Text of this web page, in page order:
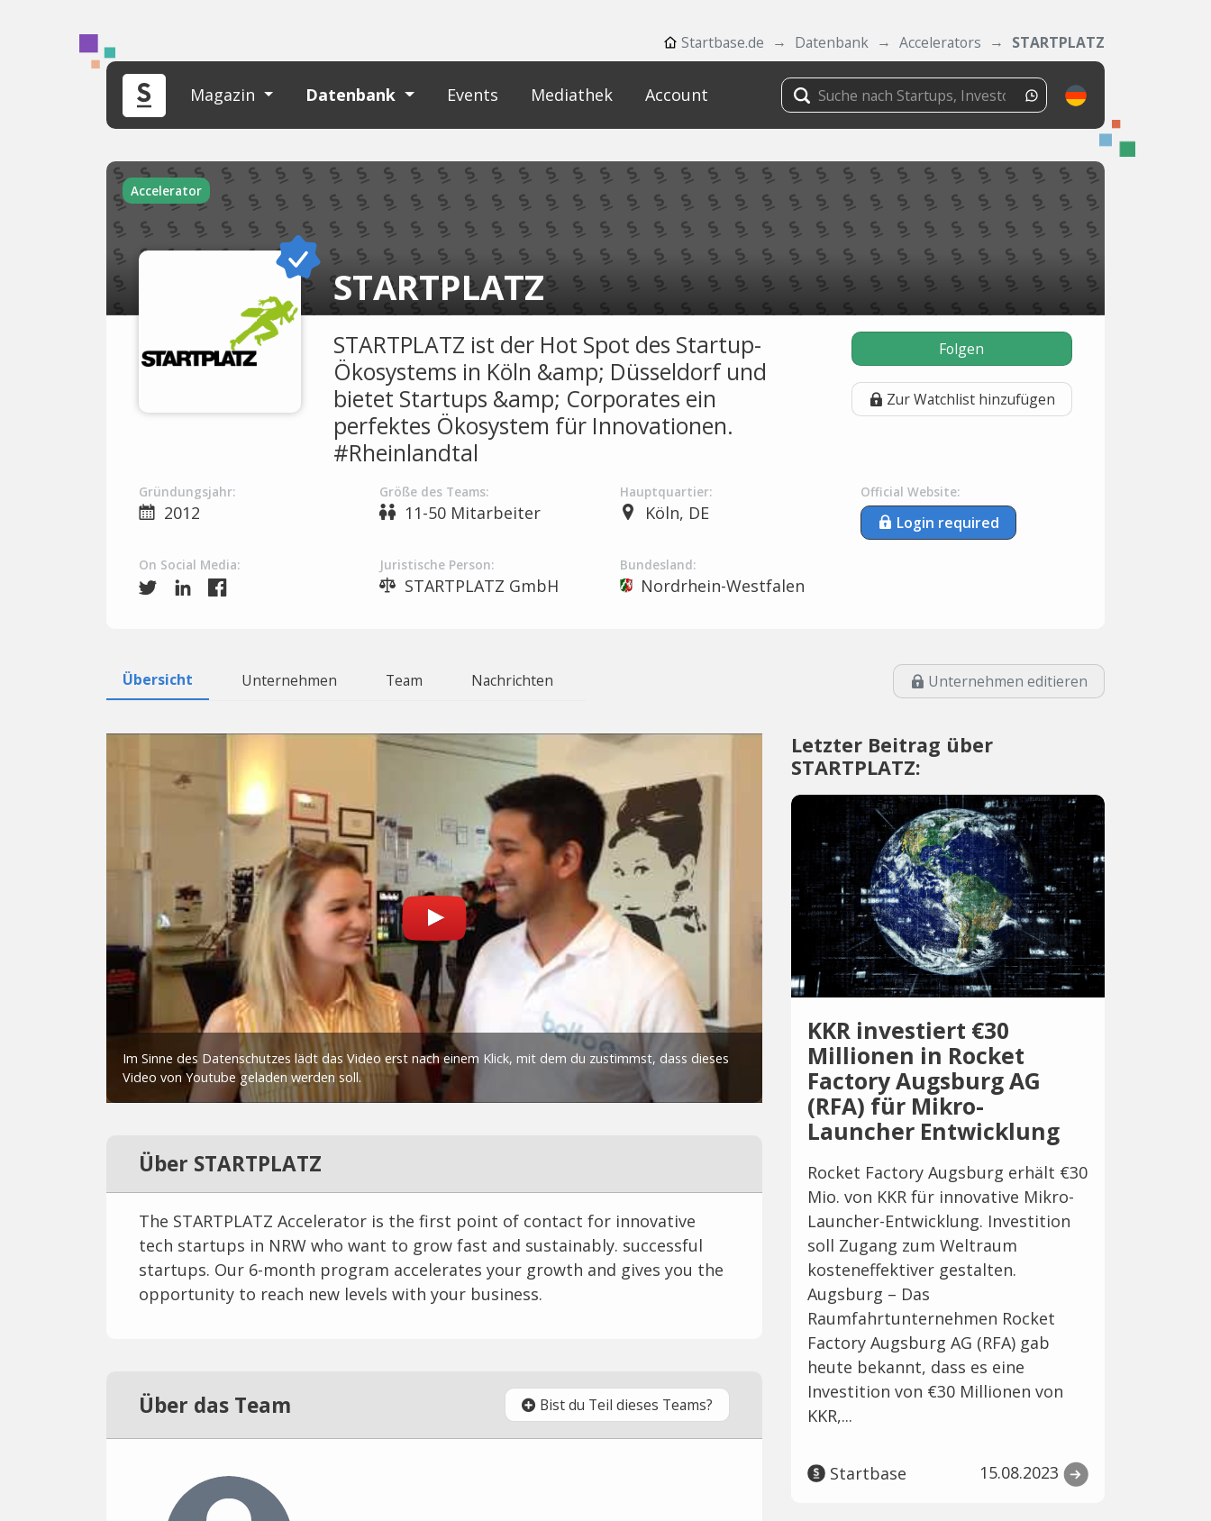
Startbase.de Datenbank Accelerators STARTPLATZ
Magazin Datenbank Events Mediathek Account
Accelerator
STARTPLATZ
STARTPLATZ ist der Hot Spot des Startup-
Ökosystems in Köln &amp; Düsseldorf und
bietet Startups &amp; Corporates ein
perfektes Ökosystem für Innovationen.
#Rheinlandtal
Folgen
Zur Watchlist hinzufügen
Gründungsjahr:
2012
Größe des Teams:
11-50 Mitarbeiter
Hauptquartier:
Köln, DE
Official Website:
Login required
On Social Media: Juristische Person:
STARTPLATZ GmbH
Bundesland:
Nordrhein-Westfalen
Übersicht Unternehmen Team Nachrichten Unternehmen editieren
Über STARTPLATZ
The STARTPLATZ Accelerator is the first point of contact for innovative
tech startups in NRW who want to grow fast and sustainably. successful
startups. Our 6-month program accelerates your growth and gives you the
opportunity to reach new levels with your business.
Über das Team Bist du Teil dieses Teams?
Letzter Beitrag über
STARTPLATZ:
KKR investiert €30
Millionen in Rocket
Factory Augsburg AG
(RFA) für Mikro-
Launcher Entwicklung
Rocket Factory Augsburg erhält €30
Mio. von KKR für innovative Mikro-
Launcher-Entwicklung. Investition
soll Zugang zum Weltraum
kosteneffektiver gestalten.
Augsburg – Das
Raumfahrtunternehmen Rocket
Factory Augsburg AG (RFA) gab
heute bekannt, dass es eine
Investition von €30 Millionen von
KKR,...
Startbase 15.08.2023